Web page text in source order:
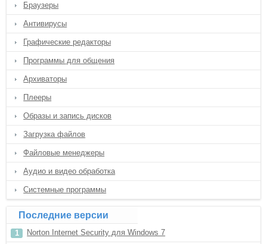
Браузеры
Антивирусы
Графические редакторы
Программы для общения
Архиваторы
Плееры
Образы и запись дисков
Загрузка файлов
Файловые менеджеры
Аудио и видео обработка
Системные программы
Последние версии
Norton Internet Security для Windows 7